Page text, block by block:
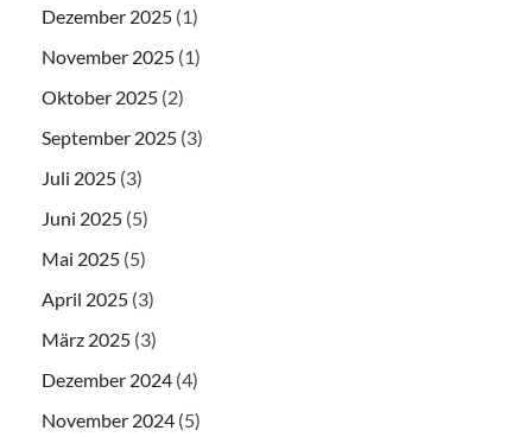
Dezember 2025 (1)
November 2025 (1)
Oktober 2025 (2)
September 2025 (3)
Juli 2025 (3)
Juni 2025 (5)
Mai 2025 (5)
April 2025 (3)
März 2025 (3)
Dezember 2024 (4)
November 2024 (5)